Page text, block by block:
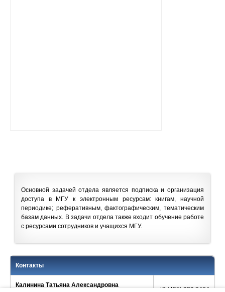
Основной задачей отдела является подписка и организация
доступа в МГУ к электронным ресурсам: книгам, научной
периодике; реферативным, фактографическим, тематическим
базам данных. В задачи отдела также входит обучение работе
с ресурсами сотрудников и учащихся МГУ.
Контакты
Калинина Татьяна Александровна
+7 (495) 939 3484